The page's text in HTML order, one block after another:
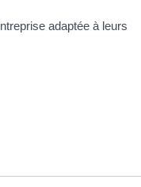
adaptée à leurs